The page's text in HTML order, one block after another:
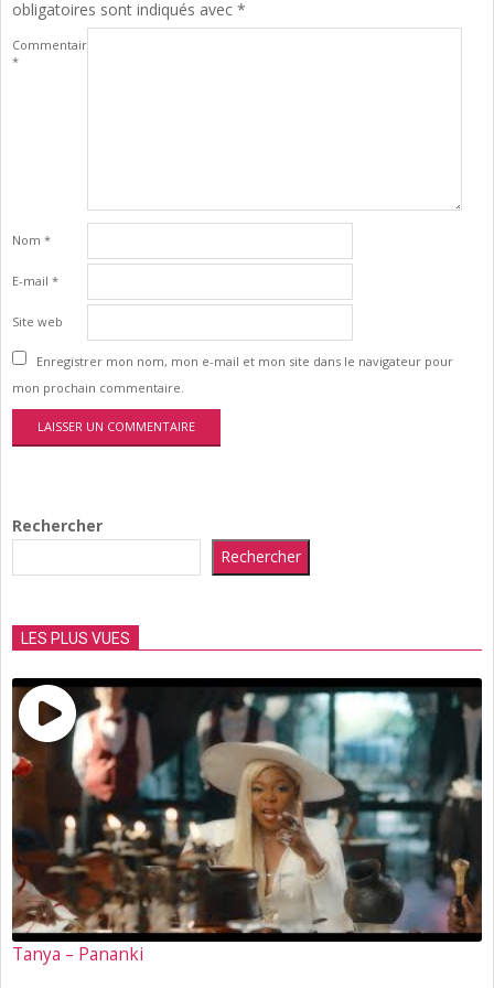
obligatoires sont indiqués avec *
Commentaire
*
Nom *
E-mail *
Site web
Enregistrer mon nom, mon e-mail et mon site dans le navigateur pour
mon prochain commentaire.
Rechercher
Rechercher
LES PLUS VUES
Tanya – Pananki